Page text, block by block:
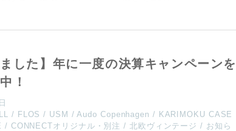
ました】年に一度の決算キャンペーンを
！
FLOS USM Audo Copenhagen
KARIMOKU CASE
CONNECTオリジナル・別注 北欧ヴィンテージ
お知ら